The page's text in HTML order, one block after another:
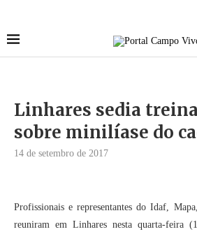
Linhares sedia
sobre minilíase do
14 de setembro de 2017
Profissionais e representantes do Idaf,
reuniram em Linhares nesta quarta-feira